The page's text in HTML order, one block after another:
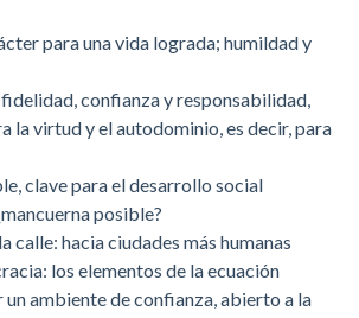
para una vida lograda; humildad y
confianza y responsabilidad,
la virtud y el autodominio, es decir, para
clave para el desarrollo social
posible?
calle: hacia ciudades más humanas
los elementos de la ecuación
un ambiente de confianza, abierto a la